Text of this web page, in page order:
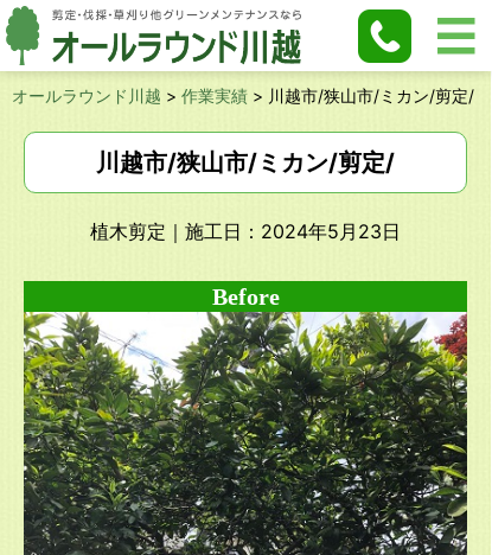
オールラウンド川越 > 作業実績 > 川越市/狭山市/ミカン/剪定/
川越市/狭山市/ミカン/剪定/
植木剪定 ｜施工日：2024年5月23日
Before